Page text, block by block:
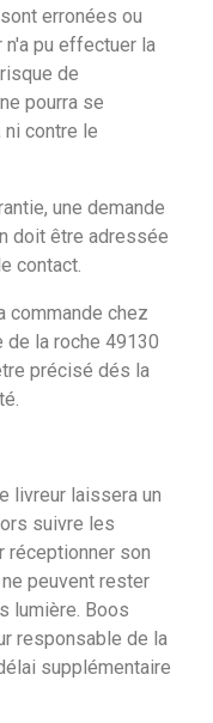
erronées ou
pu effectuer la
de
pourra se
ni contre le
une demande
doit être adressée
contact.
commande chez
de la roche 49130
précisé dés la
livreur laissera un
suivre les
réceptionner son
peuvent rester
lumière. Boos
responsable de la
supplémentaire